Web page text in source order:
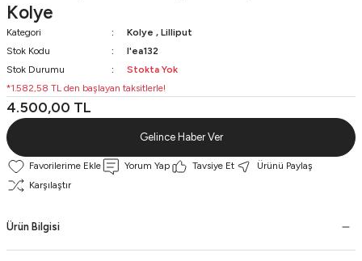
Kolye
Kategori Kolye , Lilliput
Stok Kodu
l'ea132
Stok Durumu
Stokta Yok
*1.582,58 TL den başlayan taksitlerle!
4.500,00 TL
Gelince Haber Ver
Yorum Yap Tavsiye Et
Ürünü Paylaş
Karşılaştır
Ürün Bilgisi